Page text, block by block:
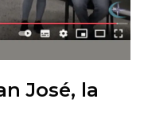
José, la